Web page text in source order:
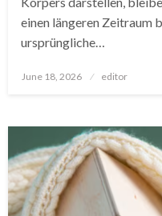
einen längeren Zeitraum
ursprüngliche…
Posted
June 18, 2026 editor